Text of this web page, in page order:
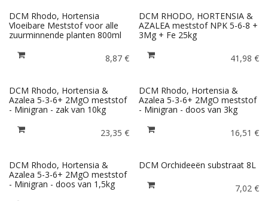
DCM Rhodo, Hortensia
Vloeibare Meststof voor alle
zuurminnende planten 800ml
8,87€
DCM RHODO, HORTENSIA &
AZALEA meststof NPK 5-6-8 +
3Mg + Fe 25kg
41,98 €
DCM Rhodo, Hortensia &
Azalea 5-3-6+ 2MgO meststof
- Minigran - zak van 10kg
23,35 €
DCM Rhodo, Hortensia &
Azalea 5-3-6+ 2MgO meststof
- Minigran - doos van 3kg
16,51 €
DCM Rhodo, Hortensia &
Azalea 5-3-6+ 2MgO meststof
- Minigran - doos van 1,5kg
DCM Orchideeën substraat 8L
7,02€